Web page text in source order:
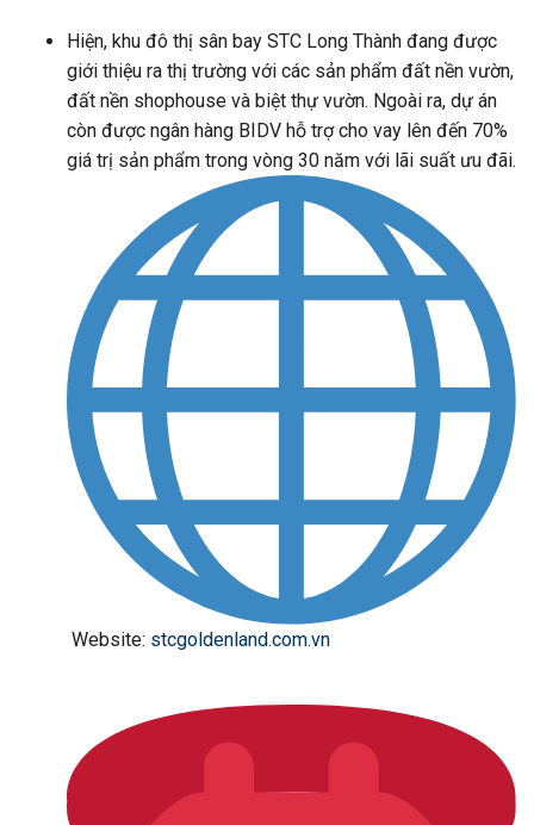
Hiện, khu đô thị sân bay STC Long Thành đang được
giới thiệu ra thị trường với các sản phẩm đất nền vườn,
đất nền shophouse và biệt thự vườn. Ngoài ra, dự án
còn được ngân hàng BIDV hỗ trợ cho vay lên đến 70%
giá trị sản phẩm trong vòng 30 năm với lãi suất ưu đãi.
Website: stcgoldenland.com.vn